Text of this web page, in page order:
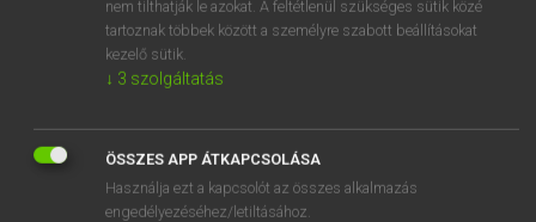
VÁLLALATI MEGOLDÁSOK
RÓLUNK
ELÉRHETŐSÉG
SÜTI BEÁLLÍTÁSOK
nem tilthatják le azokat. A feltétlenül szükséges sütik közé
tartoznak többek között a személyre szabott beállításokat
kezelő sütik.
↓ 3 szolgáltatás
ÖSSZES APP ÁTKAPCSOLÁSA
Használja ezt a kapcsolót az összes alkalmazás
engedélyezéséhez/letiltásához.